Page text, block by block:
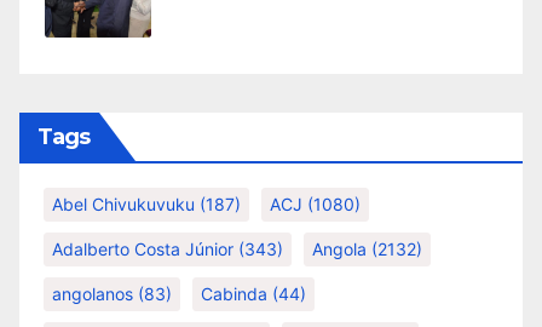
Tags
Abel Chivukuvuku (187) ACJ (1080)
Adalberto Costa Júnior (343) Angola (2132)
angolanos (83) Cabinda (44)